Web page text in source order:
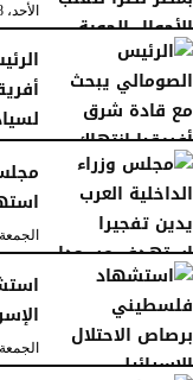
الأحد، 28 ديسمبر 2025
السبت، 27 ديسمبر 2025
الجمعة، 26 ديسمبر
الجمعة، 26 ديسمبر